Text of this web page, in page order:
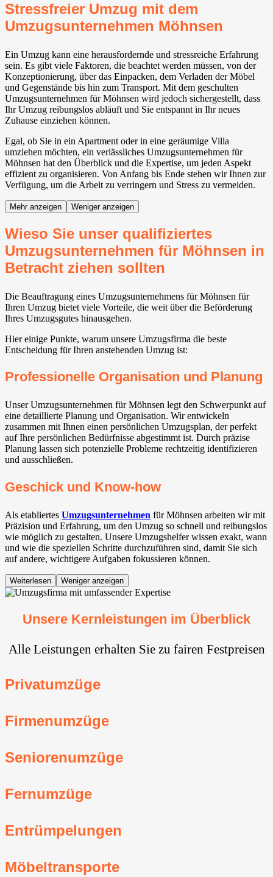
Stressfreier Umzug mit dem
Umzugsunternehmen Möhnsen
Ein Umzug kann eine herausfordernde und stressreiche Erfahrung
sein. Es gibt viele Faktoren, die beachtet werden müssen, von der
Konzeptionierung, über das Einpacken, dem Verladen der Möbel
und Gegenstände bis hin zum Transport. Mit dem geschulten
Umzugsunternehmen für Möhnsen wird jedoch sichergestellt, dass
Ihr Umzug reibungslos abläuft und Sie entspannt in Ihr neues
Zuhause einziehen können.
Egal, ob Sie in ein Apartment oder in eine geräumige Villa
umziehen möchten, ein verlässliches Umzugsunternehmen für
Möhnsen hat den Überblick und die Expertise, um jeden Aspekt
effizient zu organisieren. Von Anfang bis Ende stehen wir Ihnen zur
Verfügung, um die Arbeit zu verringern und Stress zu vermeiden.
Mehr anzeigen Weniger anzeigen
Wieso Sie unser qualifiziertes
Umzugsunternehmen für Möhnsen in
Betracht ziehen sollten
Die Beauftragung eines Umzugsunternehmens für Möhnsen für
Ihren Umzug bietet viele Vorteile, die weit über die Beförderung
Ihres Umzugsgutes hinausgehen.
Hier einige Punkte, warum unsere Umzugsfirma die beste
Entscheidung für Ihren anstehenden Umzug ist:
Professionelle Organisation und Planung
Unser Umzugsunternehmen für Möhnsen legt den Schwerpunkt auf
eine detaillierte Planung und Organisation. Wir entwickeln
zusammen mit Ihnen einen persönlichen Umzugsplan, der perfekt
auf Ihre persönlichen Bedürfnisse abgestimmt ist. Durch präzise
Planung lassen sich potenzielle Probleme rechtzeitig identifizieren
und ausschließen.
Geschick und Know-how
Als etabliertes Umzugsunternehmen für Möhnsen arbeiten wir mit
Präzision und Erfahrung, um den Umzug so schnell und reibungslos
wie möglich zu gestalten. Unsere Umzugshelfer wissen exakt, wann
und wie die speziellen Schritte durchzuführen sind, damit Sie sich
auf andere, wichtigere Aufgaben fokussieren können.
Weiterlesen Weniger anzeigen
Unsere Kernleistungen im Überblick
Alle Leistungen erhalten Sie zu fairen Festpreisen
Privatumzüge
Firmenumzüge
Seniorenumzüge
Fernumzüge
Entrümpelungen
Möbeltransporte